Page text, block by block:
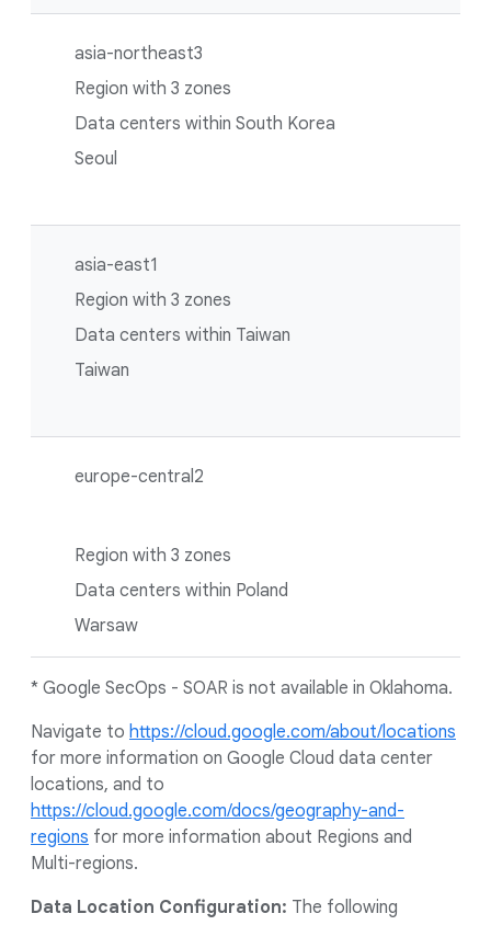
asia-northeast3
Region with 3 zones
Data centers within South Korea
Seoul
asia-east1
Region with 3 zones
Data centers within Taiwan
Taiwan
europe-central2
Region with 3 zones
Data centers within Poland
Warsaw
* Google SecOps - SOAR is not available in Oklahoma.
Navigate to https://cloud.google.com/about/locations
for more information on Google Cloud data center
locations, and to
https://cloud.google.com/docs/geography-and-
regions for more information about Regions and
Multi-regions.
Data Location Configuration: The following